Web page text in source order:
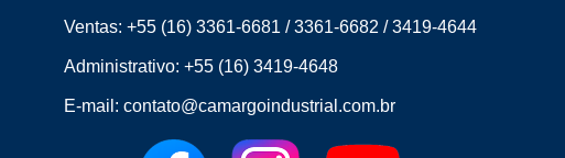
Ventas: +55 (16) 3361-6681 /3361-6682 /3419-4644
Administrativo: +55 (16) 3419-4648
E-mail: contato@camargoindustrial.com.br